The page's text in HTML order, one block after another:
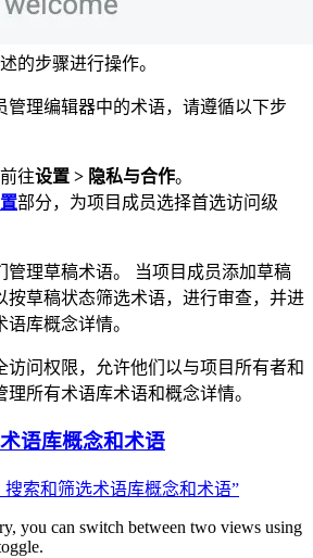
的步骤进行操作。
管理编辑器中的术语，请遵循以下步
往设置 > 隐私与合作。
部分，为项目成员选择首选访问级
管理草稿术语。 当项目成员添加草稿
按草稿状态筛选术语，进行审查，并进
库概念详情。
访问权限，允许他们以与项目所有者和
所有术语库术语和概念详情。
语库概念和术语
搜索和筛选术语库概念和术语”
you can switch between two views using